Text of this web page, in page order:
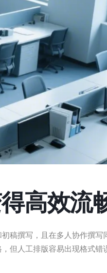
高效流
稿撰写，且在多人协作撰写
但人工排版容易出现格式错